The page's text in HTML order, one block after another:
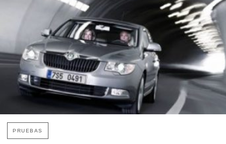
PRUEBAS